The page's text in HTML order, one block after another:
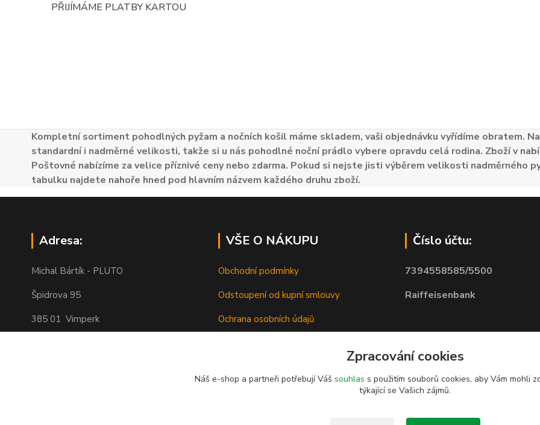
PŘIJÍMÁME PLATBY KARTOU
Kompletní sortiment pohodlných pyžam a nočních košil máme skladem, vaši objednávku vyřídíme obratem.
standardní i nadměrné velikosti, takže si u nás pohodlné noční prádlo vybere opravdu celá rodina. Zboží v
Poštovné nabízíme za velice příznivé ceny nebo zdarma. Pokud si nejste jisti výběrem velikosti nadměrného
tabulku najdete nahoře hned pod hlavním názvem každého druhu zboží.
Adresa:
Michal Bártík - PLUTO
Špidrova 95
385 01 Vimperk
VŠE O NÁKUPU
Obchodní podmínky
Odstoupení od kupní smlouvy
Ochrana osobních údajů
Číslo účtu:
7394558585/5500
Raiffeisenbank
Zpracování cookies
Náš e-shop a partneři potřebují Váš souhlas s použitím souborů cookies, aby Vám mohli
týkající se Vašich zájmů.